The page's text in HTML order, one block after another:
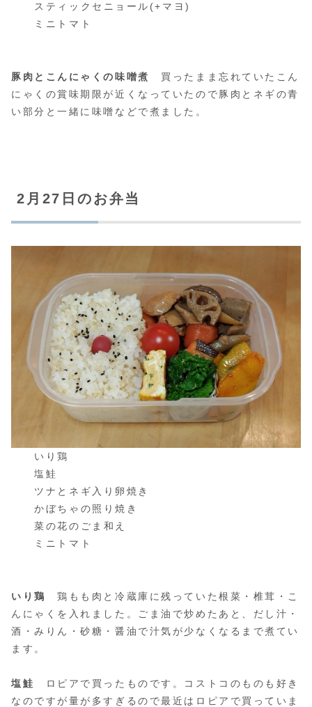
スティックセニョール(+マヨ)
ミニトマト
豚肉とこんにゃくの味噌煮
買ったまま忘れていたこん
にゃくの賞味期限が近くなっていたので豚肉とネギの青
い部分と一緒に味噌などで煮ました。
2月27日のお弁当
いり鶏
塩鮭
ツナとネギ入り卵焼き
かぼちゃの照り焼き
菜の花のごま和え
ミニトマト
いり鶏
鶏もも肉と冷蔵庫に残っていた根菜・椎茸・こ
んにゃくを入れました。ごま油で炒めたあと、だし汁・
酒・みりん・砂糖・醤油で汁気が少なくなるまで煮てい
ます。
塩鮭
ロピアで買ったものです。コストコのものも好き
なのですが量が多すぎるので最近はロピアで買っていま